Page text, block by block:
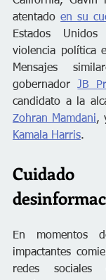
atentado en su
Estados
violencia política
Mensajes
gobernador JB
Zohran Mamdani
Kamala Harris.
En momentos
impactantes
redes sociales